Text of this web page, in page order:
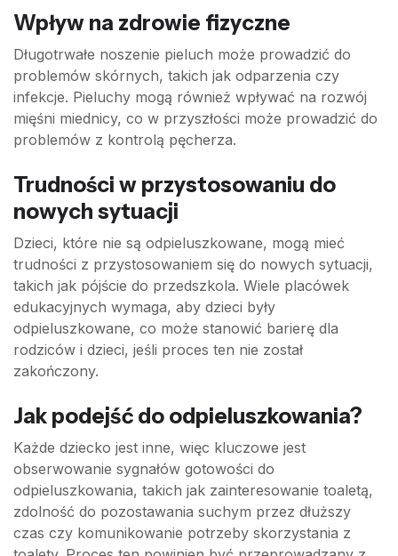
Wpływ na zdrowie fizyczne
Długotrwałe noszenie pieluch może prowadzić do
problemów skórnych, takich jak odparzenia czy
infekcje. Pieluchy mogą również wpływać na rozwój
mięśni miednicy, co w przyszłości może prowadzić do
problemów z kontrolą pęcherza.
Trudności w przystosowaniu do
nowych sytuacji
Dzieci, które nie są odpieluszkowane, mogą mieć
trudności z przystosowaniem się do nowych sytuacji,
takich jak pójście do przedszkola. Wiele placówek
edukacyjnych wymaga, aby dzieci były
odpieluszkowane, co może stanowić barierę dla
rodziców i dzieci, jeśli proces ten nie został
zakończony.
Jak podejść do odpieluszkowania?
Każde dziecko jest inne, więc kluczowe jest
obserwowanie sygnałów gotowości do
odpieluszkowania, takich jak zainteresowanie toaletą,
zdolność do pozostawania suchym przez dłuższy
czas czy komunikowanie potrzeby skorzystania z